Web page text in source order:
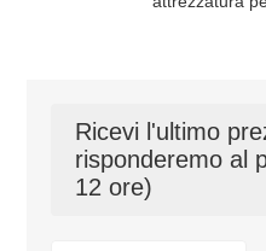
Ricevi l'ultimo
risponderemo al
12 ore)